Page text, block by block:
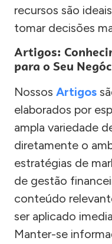
recursos são
tomar decisões
Artigos:
para o Seu
Nossos Artigos
elaborados por
ampla variedade
diretamente o
estratégias de
de gestão
conteúdo
ser aplicado
Manter-se